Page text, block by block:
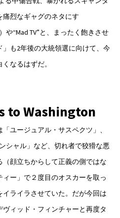
烈なギャグのネタにす
や“Mad TV”と、まったく飽きさせ
も2年後の大統領選に向けて、今
なるはずだ。
to Washington
ユージュアル・サスペクツ」、
シャル」など、切れ者で狡猾な悪
顔立ちからして正義の側ではな
ー」で２度目のオスカーを取っ
ライラさせていた。だが今回は
ィッド・フィンチャーと再度タ